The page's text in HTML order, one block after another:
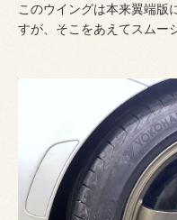
このウイングは本来翼端版
すが、そこをあえてスムー